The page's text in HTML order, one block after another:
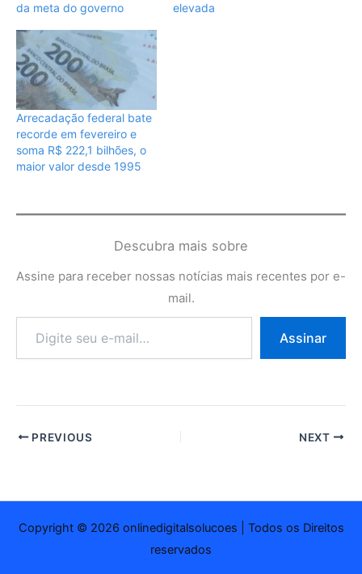
da meta do governo
elevada
Arrecadação federal bate
recorde em fevereiro e
soma R$ 222,1 bilhões, o
maior valor desde 1995
Descubra mais sobre
Assine para receber nossas notícias mais recentes por e-
mail.
e-
Assinar
PREVIOUS NEXT
Copyright © 2026 onlinedigitalsolucoes | Todos os Direitos
reservados